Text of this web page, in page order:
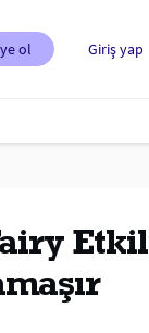
ol Giriş yap